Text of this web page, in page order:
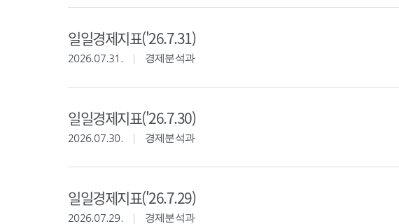
일일경제지표('26.7.31)
2026.07.31. 경제분석과
일일경제지표('26.7.30)
2026.07.30. 경제분석과
일일경제지표('26.7.29)
2026.07.29. 경제분석과